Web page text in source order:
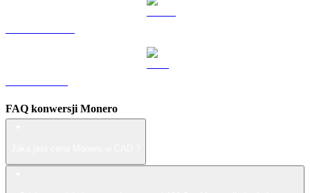
FAQ konwersji Monero